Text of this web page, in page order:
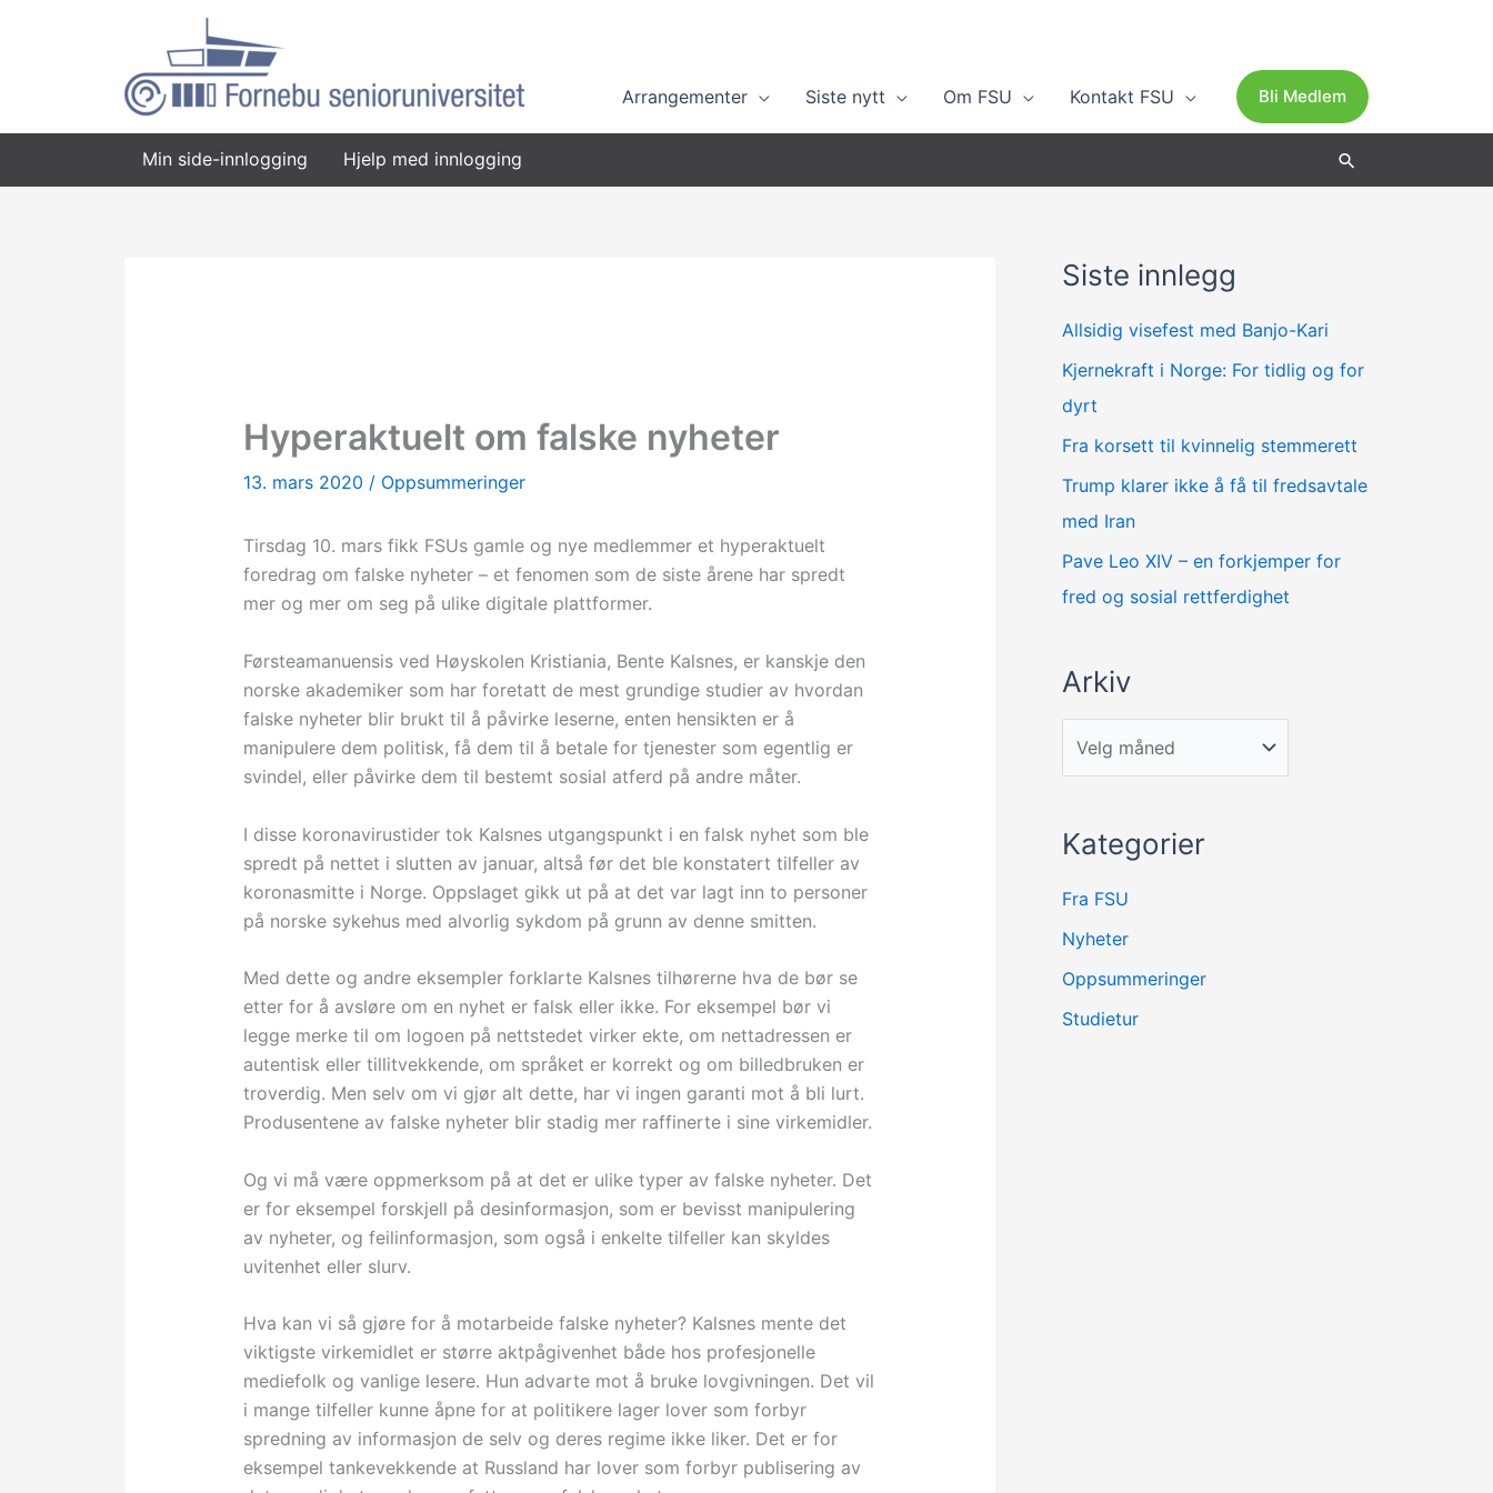
Arrangementer Siste nytt Om FSU Kontakt FSU Bli Medlem
Min side-innlogging Hjelp med innlogging Søk
Hyperaktuelt om falske nyheter
13. mars 2020 / Oppsummeringer
Tirsdag 10. mars fikk FSUs gamle og nye medlemmer et hyperaktuelt
foredrag om falske nyheter – et fenomen som de siste årene har spredt
mer og mer om seg på ulike digitale plattformer.
Førsteamanuensis ved Høyskolen Kristiania, Bente Kalsnes, er kanskje den
norske akademiker som har foretatt de mest grundige studier av hvordan
falske nyheter blir brukt til å påvirke leserne, enten hensikten er å
manipulere dem politisk, få dem til å betale for tjenester som egentlig er
svindel, eller påvirke dem til bestemt sosial atferd på andre måter.
I disse koronavirustider tok Kalsnes utgangspunkt i en falsk nyhet som ble
spredt på nettet i slutten av januar, altså før det ble konstatert tilfeller av
koronasmitte i Norge. Oppslaget gikk ut på at det var lagt inn to personer
på norske sykehus med alvorlig sykdom på grunn av denne smitten.
Med dette og andre eksempler forklarte Kalsnes tilhørerne hva de bør se
etter for å avsløre om en nyhet er falsk eller ikke. For eksempel bør vi
legge merke til om logoen på nettstedet virker ekte, om nettadressen er
autentisk eller tillitvekkende, om språket er korrekt og om billedbruken er
troverdig. Men selv om vi gjør alt dette, har vi ingen garanti mot å bli lurt.
Produsentene av falske nyheter blir stadig mer raffinerte i sine virkemidler.
Og vi må være oppmerksom på at det er ulike typer av falske nyheter. Det
er for eksempel forskjell på desinformasjon, som er bevisst manipulering
av nyheter, og feilinformasjon, som også i enkelte tilfeller kan skyldes
uvitenhet eller slurv.
Hva kan vi så gjøre for å motarbeide falske nyheter? Kalsnes mente det
viktigste virkemidlet er større aktpågivenhet både hos profesjonelle
mediefolk og vanlige lesere. Hun advarte mot å bruke lovgivningen. Det vil
i mange tilfeller kunne åpne for at politikere lager lover som forbyr
spredning av informasjon de selv og deres regime ikke liker. Det er for
eksempel tankevekkende at Russland har lover som forbyr publisering av
Siste innlegg
Allsidig visefest med Banjo-Kari
Kjernekraft i Norge: For tidlig og for
dyrt
Fra korsett til kvinnelig stemmerett
Trump klarer ikke å få til fredsavtale
med Iran
Pave Leo XIV – en forkjemper for
fred og sosial rettferdighet
Arkiv
A
i
v
Kategorier
Fra FSU
Nyheter
Oppsummeringer
Studietur